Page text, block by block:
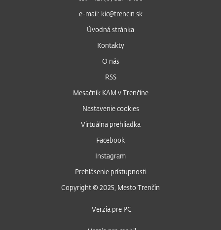
e-mail: kic@trencin.sk
Úvodná stránka
Kontakty
O nás
RSS
Mesačník KAM v Trenčíne
Nastavenie cookies
Virtuálna prehliadka
Facebook
Instagram
Prehlásenie prístupnosti
Copyright © 2025, Mesto Trenčín
Verzia pre PC